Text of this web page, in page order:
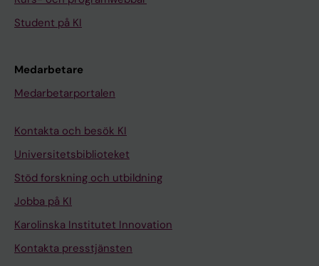
Student på KI
Medarbetare
Medarbetarportalen
Kontakta och besök KI
Universitetsbiblioteket
Stöd forskning och utbildning
Jobba på KI
Karolinska Institutet Innovation
Kontakta presstjänsten